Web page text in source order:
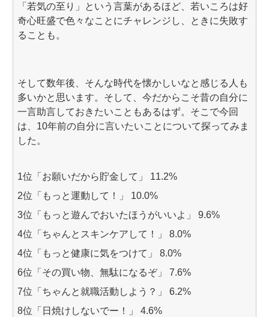
「若気の至り」という言葉があるほど、若いころは好
奇心旺盛で色々なことにチャレンジし、ときに失敗す
ることも。
そして数年後、そんな時代を懐かしいなと感じる人も
多いかと思います。そして、今だからこそ昔の自分に
一言助言しておきたいこともあるはず。そこで今回
は、10年前の自分に言いたいことについて探ってみま
した。
1位「お願いだから貯金して」 11.2%
2位「もっと運動して！」 10.0%
3位「もっと遊んでおいたほうがいいよ」 9.6%
4位「ちゃんとスキンケアして！」 8.0%
4位「もっと健康に気をつけて」 8.0%
6位「その買い物、無駄になるぞ」 7.6%
7位「ちゃんと就職活動しよう？」 6.2%
8位「日焼けしないでー！」 4.6%